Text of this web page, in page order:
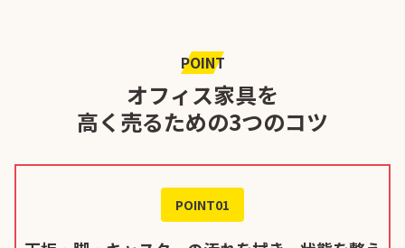
POINT
オフィス家具を
高く売るための3つのコツ
POINT01